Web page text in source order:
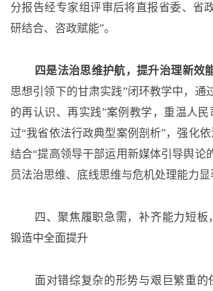
分报告经专家组评审后将直报省委、省
研结合、咨政赋能”。
四是法治思维护航，提升治理新效能
思想引领下的甘肃实践”闭环教学中，通
的再认识、再实践”案例教学，重温人
过“我省依法行政典型案例剖析”，强化依
结合“提高领导干部运用新媒体引导舆论
员法治思维、底线思维与危机处理能力显
四、聚焦履职急需，补齐能力短板
锻造中全面提升
面对错综复杂的形势与艰巨繁重的